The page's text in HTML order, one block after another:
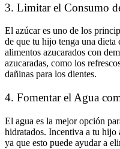
3. Limitar el Consumo
El azúcar es uno de los
de que tu hijo tenga una
alimentos azucarados con
azucaradas, como los
dañinas para los dientes.
4. Fomentar el Agua
El agua es la mejor opción
hidratados. Incentiva a tu hijo
ya que esto puede ayudar a